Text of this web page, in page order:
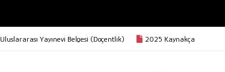
Uluslararası Yayınevi Belgesi (Doçentlik) 2025 Kaynakça